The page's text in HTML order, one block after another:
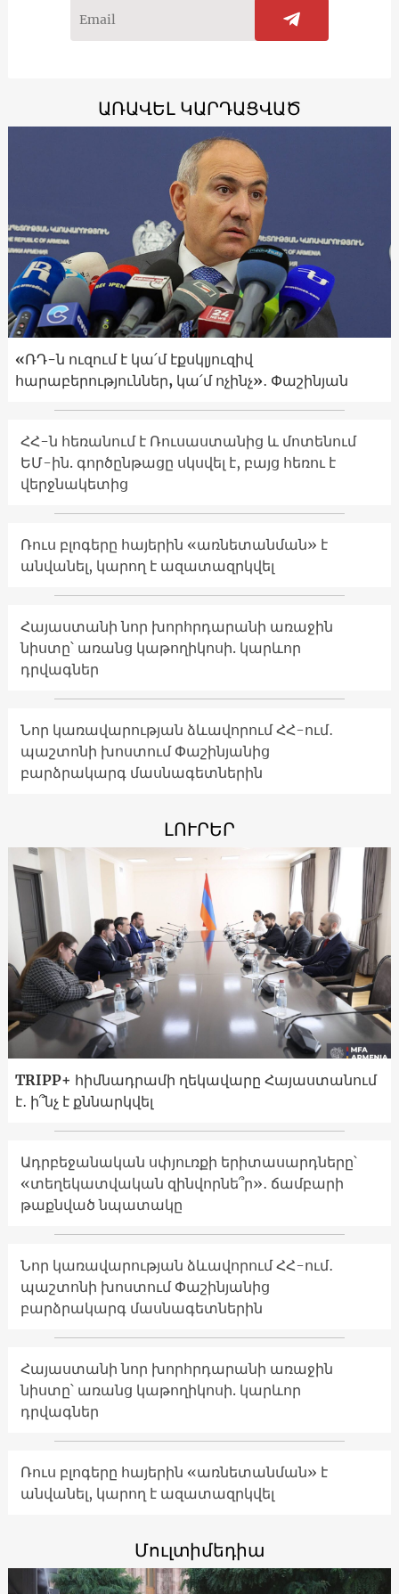
ԱՌԱՎԵԼ ԿԱՐԴԱՑՎԱԾ
«ՌԴ-ն ուզում է կա՛մ էքսկլյուզիվ
հարաբերություններ, կա՛մ ոչինչ»․ Փաշինյան
ՀՀ-ն հեռանում է Ռուսաստանից և մոտենում
ԵՄ-ին. գործընթացը սկսվել է, բայց հեռու է
վերջնակետից
Ռուս բլոգերը հայերին «առնետանման» է
անվանել, կարող է ազատազրկվել
Հայաստանի նոր խորհրդարանի առաջին
նիստը՝ առանց կաթողիկոսի. կարևոր
դրվագներ
Նոր կառավարության ձևավորում ՀՀ-ում․
պաշտոնի խոստում Փաշինյանից
բարձրակարգ մասնագետներին
ԼՈՒՐԵՐ
TRIPP+ հիմնադրամի ղեկավարը Հայաստանում
է․ ի՞նչ է քննարկվել
Ադրբեջանական սփյուռքի երիտասարդները՝
«տեղեկատվական զինվորնե՞ր»․ ճամբարի
թաքնված նպատակը
Նոր կառավարության ձևավորում ՀՀ-ում․
պաշտոնի խոստում Փաշինյանից
բարձրակարգ մասնագետներին
Հայաստանի նոր խորհրդարանի առաջին
նիստը՝ առանց կաթողիկոսի. կարևոր
դրվագներ
Ռուս բլոգերը հայերին «առնետանման» է
անվանել, կարող է ազատազրկվել
Մուլտիմեդիա